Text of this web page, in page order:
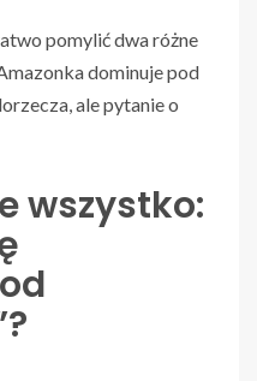
pomylić dwa różne
dominuje pod
ale pytanie o
wszystko: